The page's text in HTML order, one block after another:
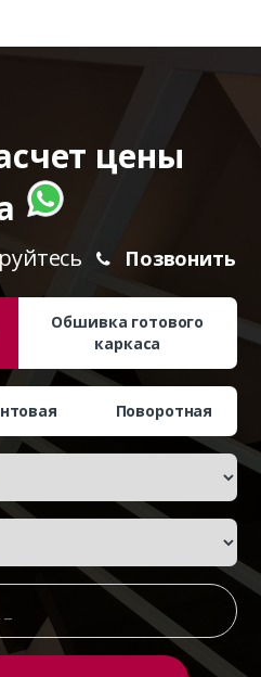
цены
Позвонить
Обшивка готового
каркаса
Поворотная